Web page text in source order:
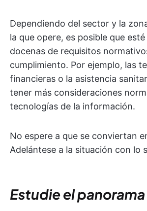
Dependiendo del sector y la
la que opere, es posible que
docenas de requisitos
cumplimiento. Por ejemplo, las
financieras o la asistencia
tener más consideraciones
tecnologías de la información.
No espere a que se conviertan
Adelántese a la situación con lo
Estudie el panorama